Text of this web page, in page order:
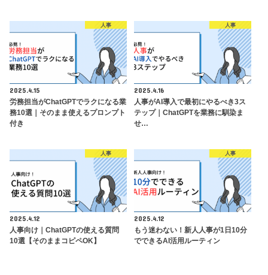
人事
2025.4.15
労務担当がChatGPTでラクになる業
務10選｜そのまま使えるプロンプト
付き
人事
2025.4.16
人事がAI導入で最初にやるべき3ス
テップ｜ChatGPTを業務に馴染ま
せ…
人事
2025.4.12
人事向け｜ChatGPTの使える質問
10選【そのままコピペOK】
人事
2025.4.12
もう迷わない！新人人事が1日10分
でできるAI活用ルーティン